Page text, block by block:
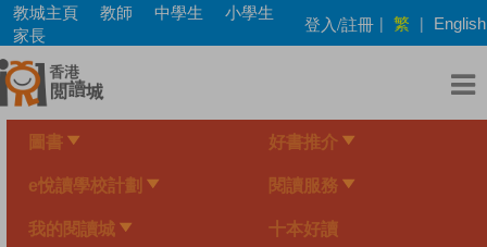
Skip
main
content
教城主頁 教師 中學生
小學生
家長
登入/註冊 | 繁 | English
圖書 好書推介
e悅讀學校計劃 閱讀服務
我的閱讀城 十本好讀